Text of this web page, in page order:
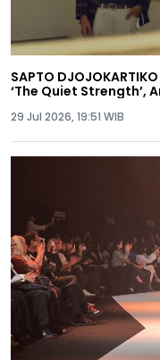
SAPTO
‘The Quiet Strength’,
29 Jul 2026, 19:51 WIB